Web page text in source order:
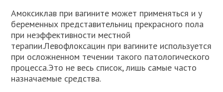
Амоксиклав при вагините может применяться и у
беременных представительниц прекрасного пола
при неэффективности местной
терапии.Левофлоксацин при вагините используется
при осложненном течении такого патологического
процесса.Это не весь список, лишь самые часто
назначаемые средства.